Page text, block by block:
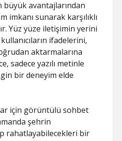
büyük avantajlarından
sunarak karşılıklı
Yüz yüze iletişimin yerini
ifadelerini,
aktarmalarına
sadece yazılı metinle
bir deneyim elde
için görüntülü sohbet
şehrin
rahatlayabilecekleri bir